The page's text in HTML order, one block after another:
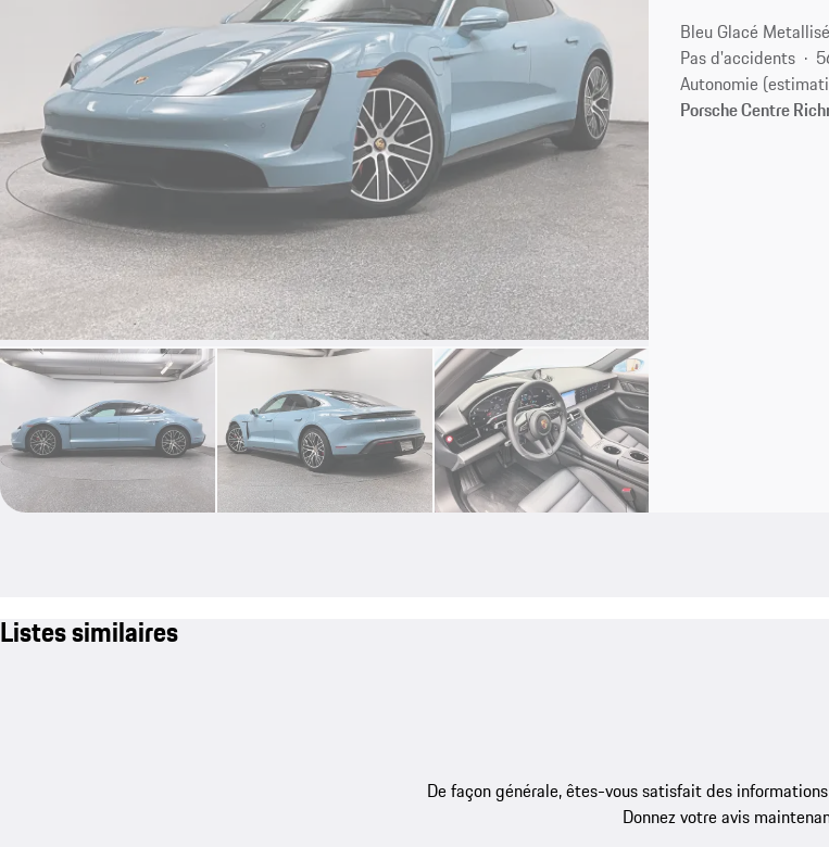
Bleu Glacé Metallisé
Pas d'accidents
Autonomie
Porsche Centre
Listes similaires
De façon générale, êtes-vous satisfait des
Donnez votre avis